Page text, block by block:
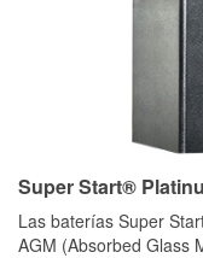
Super Start®
Las baterías Super
AGM (Absorbed Glass